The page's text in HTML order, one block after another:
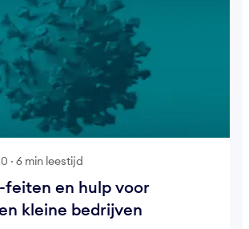
· 6 min leestijd
feiten en hulp voor
kleine bedrijven